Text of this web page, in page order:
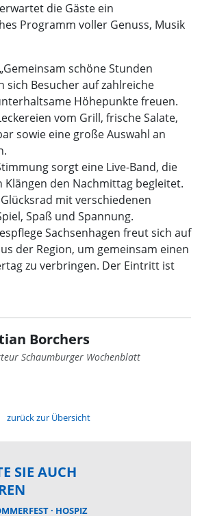
die Gäste ein
Programm voller Genuss, Musik
schöne Stunden
sich Besucher auf zahlreiche
Höhepunkte freuen.
vom Grill, frische Salate,
sowie eine große Auswahl an
sorgt eine Live-Band, die
Klängen den Nachmittag begleitet.
mit verschiedenen
Spaß und Spannung.
Sachsenhagen freut sich auf
der Region, um gemeinsam einen
zu verbringen. Der Eintritt ist
Borchers
Schaumburger Wochenblatt
zurück zur Übersicht
SIE AUCH
HOSPIZ